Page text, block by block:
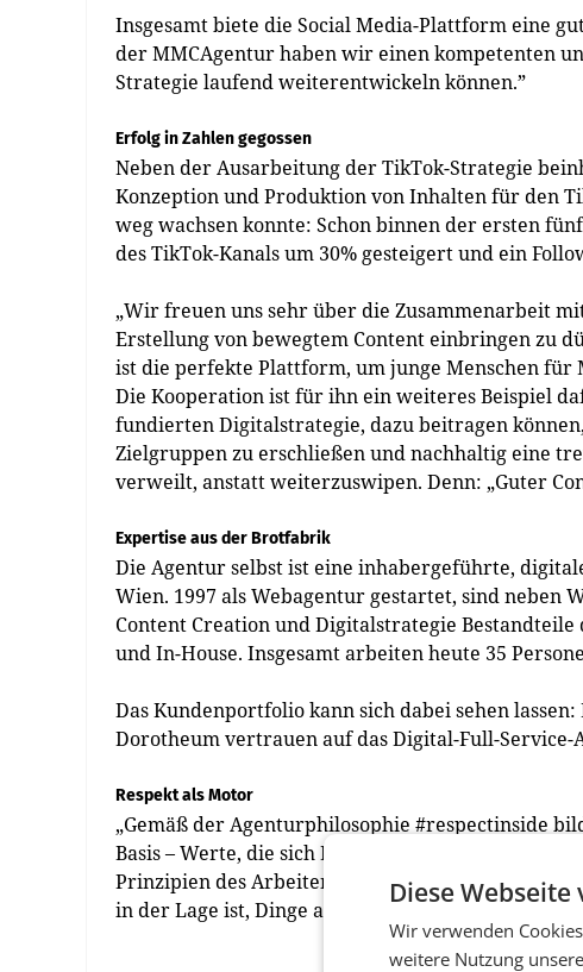
Insgesamt biete die Social Media-Plattform eine
der MMCAgentur haben wir einen kompetenten
Strategie laufend weiterentwickeln können.”
Erfolg in Zahlen gegossen
Neben der Ausarbeitung der TikTok-Strategie
Konzeption und Produktion von Inhalten für den
weg wachsen konnte: Schon binnen der ersten
des TikTok-Kanals um 30% gesteigert und ein
„Wir freuen uns sehr über die Zusammenarbeit
Erstellung von bewegtem Content einbringen zu
ist die perfekte Plattform, um junge Menschen für
Die Kooperation ist für ihn ein weiteres Beispiel
fundierten Digital­strategie, dazu beitragen
Zielgruppen zu erschließen und nachhaltig eine
verweilt, anstatt weiterzuswipen. Denn: „Guter
Expertise aus der Brotfabrik
Die Agentur selbst ist eine inhabergeführte,
Wien. 1997 als Webagentur gestartet, sind neben
Content Creation und Digitalstrategie
und In-House. Insgesamt arbeiten heute 35
Das Kundenportfolio kann sich dabei sehen
Dorotheum vertrauen auf das Digital-Full-Service-
Respekt als Motor
„Gemäß der Agenturphilosophie #respectinside
Basis – Werte, die sich Menschen jetzt mehr als
Prinzipien des Arbeitens bei der Digitalagentur,
in der Lage ist, Dinge am Puls der Zeit umzusetzen.
Diese
Wir verwenden
weitere Nutzung